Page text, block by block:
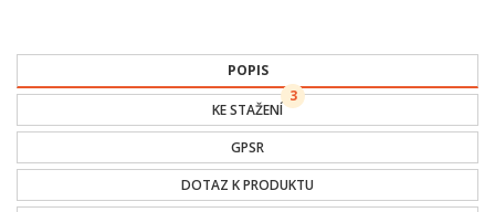
POPIS
KE STAŽENÍ
3
GPSR
DOTAZ K PRODUKTU